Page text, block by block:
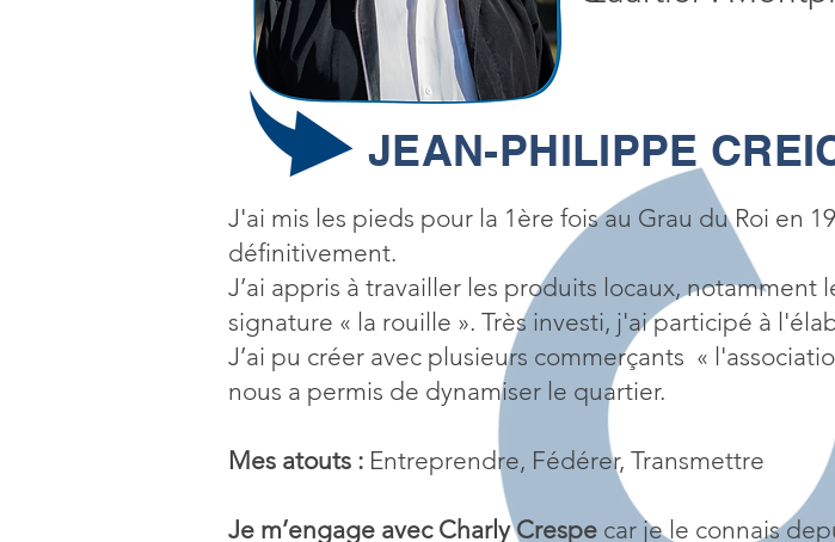
JEAN-PHILIPPE
J'ai mis les pieds pour la 1ère fois au Grau du Roi en
définitivement.
J’ai appris à travailler les produits locaux, notamment
signature « la rouille ». Très investi, j'ai participé à
J’ai pu créer avec plusieurs commerçants «
nous a permis de dynamiser le quartier.
Mes atouts : Entreprendre, Fédérer, Transmettre
Je m’engage avec Charly Crespe car je le connais